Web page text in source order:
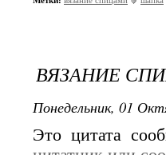
ВЯЗАНИЕ
Понедельник, 01
Это цитата